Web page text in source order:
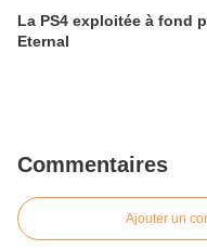
La PS4 exploitée à fond
Eternal
Commentaires
Ajouter un